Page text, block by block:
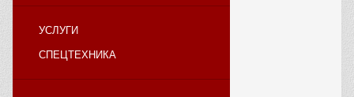
УСЛУГИ
СПЕЦТЕХНИКА